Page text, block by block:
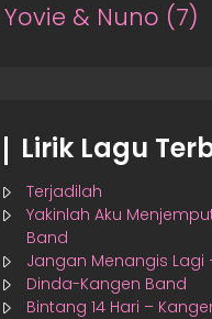
Yovie & Nuno (7)
Lirik Lagu
Terjadilah
Yakinlah Aku
Band
Jangan Menangis Lagi
Dinda-Kangen Band
Bintang 14 Hari –